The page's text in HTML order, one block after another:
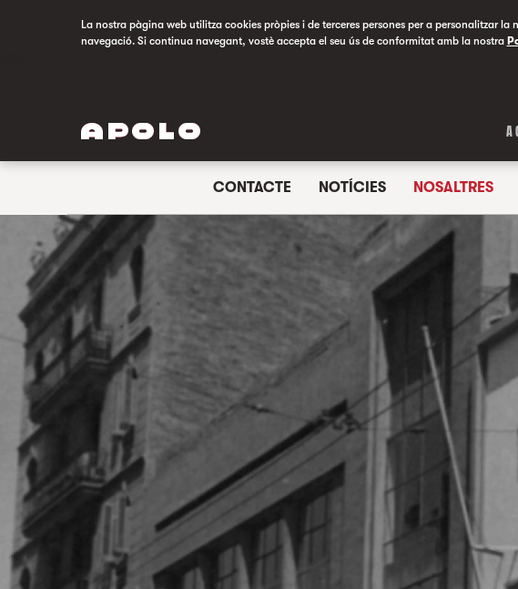
La nostra pàgina web utilitza cookies pròpies i de terceres persones per a personalitzar
navegació. Si continua navegant, vostè accepta el seu ús de conformitat amb la nostra
CONTACTE NOTÍCIES NOSALTRES